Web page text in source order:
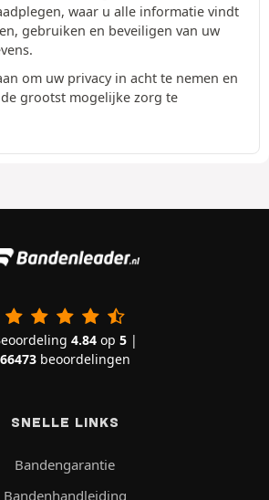
waar u alle informatie vindt
gebruiken en beveiligen van uw
om uw privacy in acht te nemen en
grootst mogelijke zorg te
4.84op 5|
66473beoordelingen
SNELLE LINKS
Bandengarantie
Bandenhandleiding